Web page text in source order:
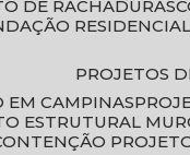
DE RACHADURAS
RESIDENCIAL
PROJETOS
EM CAMPINAS
ESTRUTURAL